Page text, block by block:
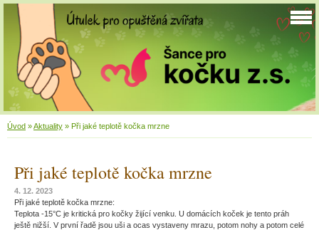
Úvod »Aktuality » Při jaké teplotě kočka mrzne
Při jaké teplotě kočka mrzne
4. 12. 2023
Při jaké teplotě kočka mrzne:
Teplota -15°C je kritická pro kočky žijící venku. U domácích koček je tento práh
ještě nižší. V první řadě jsou uši a ocas vystaveny mrazu, potom nohy a potom celé